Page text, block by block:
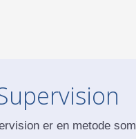
er en metode som